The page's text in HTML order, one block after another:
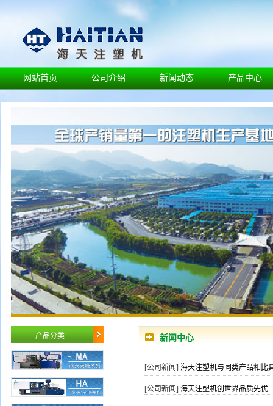
网站首页 公司介绍 新闻动态 产品中心
产品分类 新闻中心
[公司新闻] 海天注塑机与同类产品相比
[公司新闻] 海天注塑机创世界品质先优